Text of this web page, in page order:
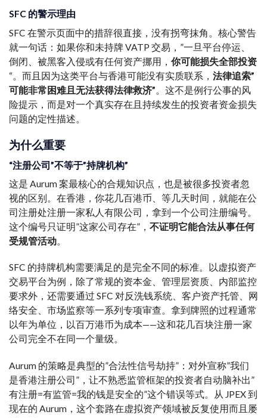
SFC 的警示理由
SFC 在警示页面中的措辞很直接，没有拐弯抹角。核心警告
就一句话：如果你和未持牌 VATP 交易，”一旦平台停运、
倒闭、被黑客入侵或有任何资产挪用， 你可能损失全部投资
“。而且因为这类平台与香港可能没有实质联系， 法律追索”
可能非常困难且无法获得法律救济”。这不是例行公事的风
险提示，而是对一个真实存在且持续发生的投资者资金损失
问题的定性描述。
为什么重要
“注册公司”不等于”持牌机构”
这是 Aurum 案最核心的合规知识点，也是被很多投资者忽
视的区别。在香港，你花几百港币、等几天时间，就能在公
司注册处注册一家私人有限公司，拿到一个公司注册编号。
这个编号只证明”这家公司存在”， 不证明它能合法从事任何
受规管活动。
SFC 的持牌机构需要满足的是完全不同的标准。以虚拟资产
交易平台为例，除了常规的资本金、管理层资质、内部监控
要求外，还需要通过 SFC 对反洗钱系统、客户资产托管、网
络安全、市场监察等一系列专项审查。拿到牌照的过程通常
以年为单位，以百万港币为成本——这和花几百块注册一家
公司完全不在同一个量级。
Aurum 的策略是典型的”合法性信号劫持”：对外宣称”我们
是香港注册公司”，让不熟悉监管框架的投资者自动脑补出”
有注册=有监管=我的钱是安全的”这个错误等式。从 JPEX 到
现在的 Aurum，这个套路在虚拟资产领域被反复使用而且屡